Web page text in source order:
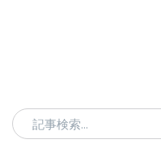
記事検索